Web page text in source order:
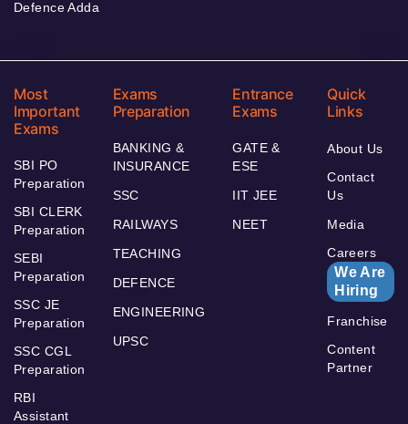
Defence Adda
Most
Important
Exams
SBI PO
Preparation
SBI CLERK
Preparation
SEBI
Preparation
SSC JE
Preparation
SSC CGL
Preparation
RBI
Assistant
Exams
Preparation
BANKING &
INSURANCE
SSC
RAILWAYS
TEACHING
DEFENCE
ENGINEERING
UPSC
Entrance
Exams
GATE &
ESE
IIT JEE
NEET
Quick
Links
About Us
Contact
Us
Media
Careers
We Are
Hiring
Franchise
Content
Partner